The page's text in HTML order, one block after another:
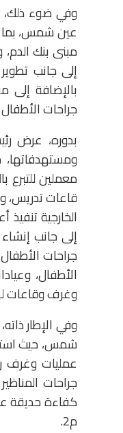
وفي ضوء ذلك،
عين شمس، بما
مبنى بنك
إلى جانب
بالإضافة إلى
جراحات
بدوره، عرض
الأطفال،
وغرف وقاعات
وفي الإطار
شمس، حيث
عمليات وغرف
جراحات
م2.